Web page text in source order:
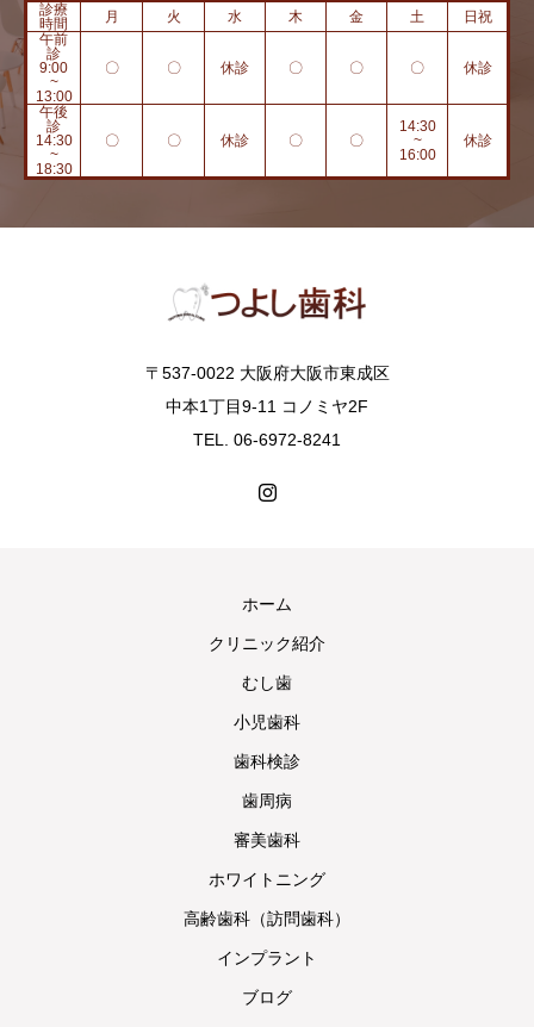
診療
時間
月 火 水 木 金 土
日祝
午前
診
9:00
~
13:00
〇 〇 休診 〇 〇 〇 休診
午後
診
14:30
~
18:30
〇 〇 休診 〇 〇
14:30
~
16:00
休診
〒537-0022 大阪府大阪市東成区
中本1丁目9-11 コノミヤ2F
TEL. 06-6972-8241
ホーム
クリニック紹介
むし歯
小児歯科
歯科検診
歯周病
審美歯科
ホワイトニング
高齢歯科（訪問歯科）
インプラント
ブログ